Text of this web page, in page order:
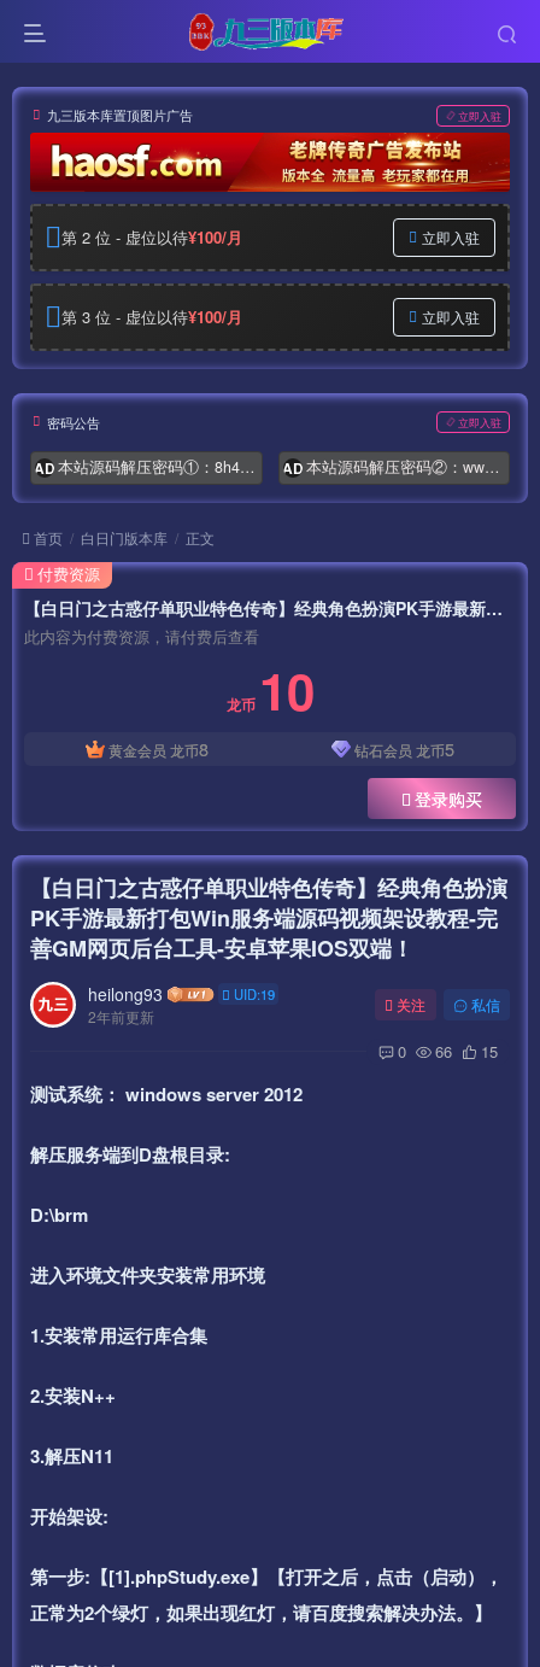
九三版本库置顶图片广告 立即入驻
第 2 位 - 虚位以待¥100/月 立即入驻
第 3 位 - 虚位以待¥100/月 立即入驻
密码公告 立即入驻
AD 本站源码解压密码①：8h4.com AD 本站源码解压密码②：www.syymw.com
首页 白日门版本库 正文
【白日门之古惑仔单职业特色传奇】经典角色扮演PK手游最新打包Win服务端源码视频架设教程-完善GM网页后台工具-安卓苹果IOS双端！
此内容为付费资源，请付费后查看
龙币 10
黄金会员 龙币8 钻石会员 龙币5
登录购买
付费资源
【白日门之古惑仔单职业特色传奇】经典角色扮演
PK手游最新打包Win服务端源码视频架设教程-完
善GM网页后台工具-安卓苹果IOS双端！
heilong93 UID:19
2年前更新
关注 私信
0 66 15
测试系统： windows server 2012
解压服务端到D盘根目录:
D:\brm
进入环境文件夹安装常用环境
1.安装常用运行库合集
2.安装N++
3.解压N11
开始架设:
第一步:【[1].phpStudy.exe】【打开之后，点击（启动），
正常为2个绿灯，如果出现红灯，请百度搜索解决办法。】